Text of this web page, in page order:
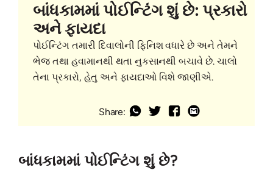
બાંધકામમાં પોઈન્ટિંગ શું છે: પ્રકારો
અને ફાયદા
પોઈન્ટિંગ તમારી દિવાલોની ફિનિશ વધારે છે અને તેમને
ભેજ તથા હવામાનથી થતા નુકસાનથી બચાવે છે. ચાલો
તેના પ્રકારો, હેતુ અને ફાયદાઓ વિશે જાણીએ.
Share:
બાંધકામમાં પોઈન્ટિંગ શું છે?